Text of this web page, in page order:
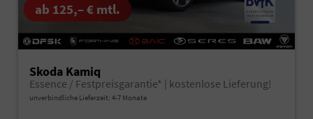
ab 125,– € mtl.
Skoda Kamiq
Essence / Festpreisgarantie* | kostenlose Lieferung!
unverbindliche Lieferzeit: 4-7 Monate